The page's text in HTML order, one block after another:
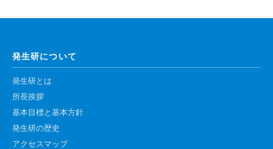
カンファレンス・ルーム予約
大判プリンター予約
発生研について
発生研とは
所長挨拶
基本目標と基本方針
発生研の歴史
アクセスマップ